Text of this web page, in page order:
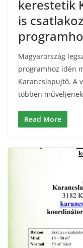
kerestetik
is
Magyarország
programhoz idén
Karancslapujtő. A
többen
Read More